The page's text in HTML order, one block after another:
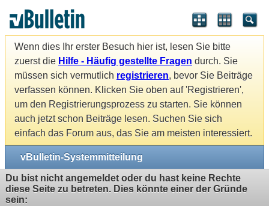
Wenn dies Ihr erster Besuch hier ist, lesen Sie bitte
zuerst die Hilfe - Häufig gestellte Fragen durch. Sie
müssen sich vermutlich registrieren, bevor Sie Beiträge
verfassen können. Klicken Sie oben auf 'Registrieren',
um den Registrierungsprozess zu starten. Sie können
auch jetzt schon Beiträge lesen. Suchen Sie sich
einfach das Forum aus, das Sie am meisten interessiert.
vBulletin-Systemmitteilung
Du bist nicht angemeldet oder du hast keine Rechte
diese Seite zu betreten. Dies könnte einer der Gründe
sein: